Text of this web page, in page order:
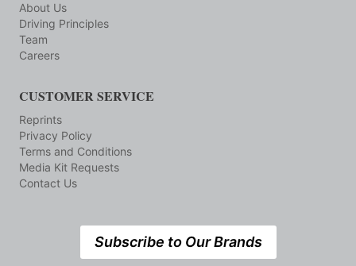
About Us
Driving Principles
Team
Careers
CUSTOMER SERVICE
Reprints
Privacy Policy
Terms and Conditions
Media Kit Requests
Contact Us
Subscribe to Our Brands